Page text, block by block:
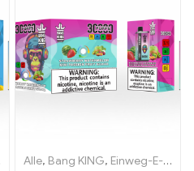
,Einweg-E-
Alle, Bang KING, Einweg-E-Zigaretten Litauen